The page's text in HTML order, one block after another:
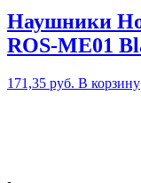
Наушники
ROS-ME01
171,35 руб. В корзину